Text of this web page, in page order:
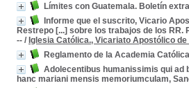
Límites con Guatemala. Boletín
Informe que el suscrito, Vicario
Restrepo [...] sobre los trabajos de los RR.
-- / Iglesia Católica., Vicariato Apostólico de
Reglamento de la Academia
Adolecentibus humanissimis qui ad
hanc mariani mensis memoriumculam,